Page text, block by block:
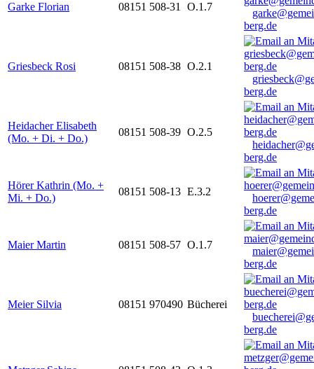
Garke Florian 08151 508-31 O.1.7
berg.de
Griesbeck Rosi 08151 508-38 O.2.1
berg.de
Heidacher Elisabeth
(Mo. + Di. + Do.)
08151 508-39 O.2.5
berg.de
Hörer Kathrin (Mo. +
Mi. + Do.)
08151 508-13 E.3.2
berg.de
Maier Martin 08151 508-57 O.1.7
berg.de
Meier Silvia 08151 970490 Bücherei
berg.de